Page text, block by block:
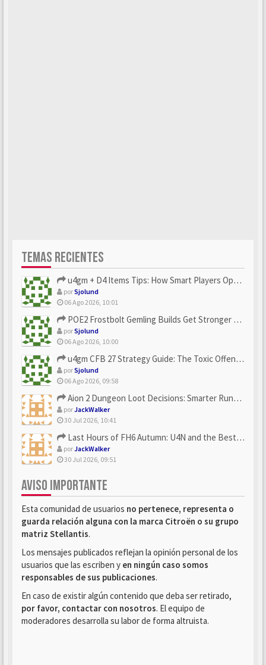
TEMAS RECIENTES
u4gm + D4 Items Tips: How Smart Players Optimize Gear, Build...
porSjolund
06 Ago 2026, 10:01
POE2 Frostbolt Gemling Builds Get Stronger With u4gm’s Ice C...
porSjolund
06 Ago 2026, 10:00
u4gm CFB 27 Strategy Guide: The Toxic Offensive Scheme Your ...
porSjolund
06 Ago 2026, 09:58
Aion 2 Dungeon Loot Decisions: Smarter Runs With U4N
porJackWalker
30 Jul 2026, 10:41
Last Hours of FH6 Autumn: U4N and the Best Rewards to Grab
porJackWalker
30 Jul 2026, 09:51
AVISO IMPORTANTE
Esta comunidad de usuarios no pertenece, representa o
guarda relación alguna con la marca Citroën o su grupo
matriz Stellantis.
Los mensajes publicados reflejan la opinión personal de los
usuarios que las escriben y en ningún caso somos
responsables de sus publicaciones.
En caso de existir algún contenido que deba ser retirado,
por favor, contactar con nosotros. El equipo de
moderadores desarrolla su labor de forma altruista.